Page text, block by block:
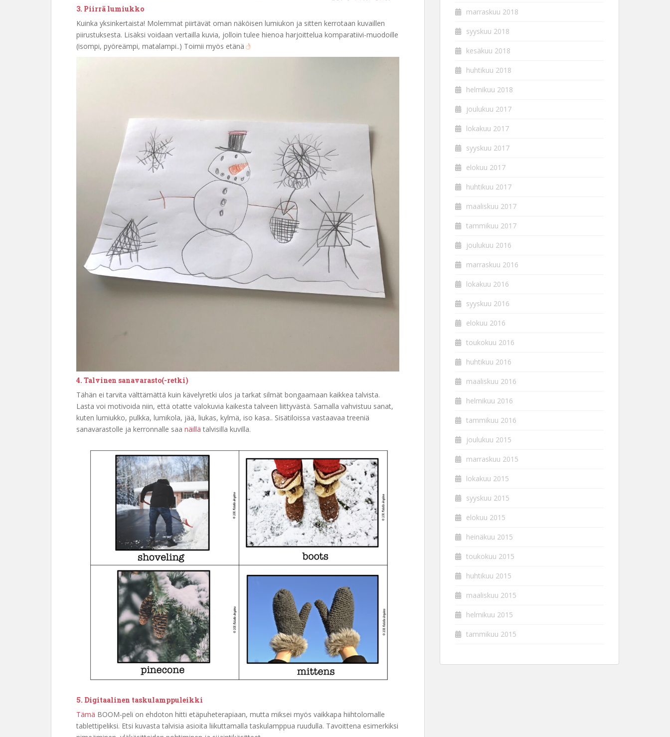
3. Piirrä lumiukko
Kuinka yksinkertaista! Molemmat piirtävät oman näköisen lumiukon ja sitten kerrotaan kuvaillen
piirustuksesta. Lisäksi voidaan vertailla kuvia, jolloin tulee hienoa harjoittelua komparatiivi-muodoille
(isompi, pyöreämpi, matalampi..) Toimii myös etänä
4. Talvinen sanavarasto(-retki)
Tähän ei tarvita välttämättä kuin kävelyretki ulos ja tarkat silmät bongaamaan kaikkea talvista.
Lasta voi motivoida niin, että otatte valokuvia kaikesta talveen liittyvästä. Samalla vahvistuu sanat,
kuten lumiukko, pulkka, lumikola, jää, liukas, kylmä, iso kasa.. Sisätiloissa vastaavaa treeniä
sanavarastolle ja kerronnalle saa näillä talvisilla kuvilla.
5. Digitaalinen taskulamppuleikki
Tämä BOOM-peli on ehdoton hitti etäpuheterapiaan, mutta miksei myös vaikkapa hiihtolomalle
tablettipeliksi. Etsi kuvasta talvisia asioita liikuttamalla taskulamppua ruudulla. Tavoittena esimerkiksi
marraskuu 2018
syyskuu 2018
kesäkuu 2018
huhtikuu 2018
helmikuu 2018
joulukuu 2017
lokakuu 2017
syyskuu 2017
elokuu 2017
huhtikuu 2017
maaliskuu 2017
tammikuu 2017
joulukuu 2016
marraskuu 2016
lokakuu 2016
syyskuu 2016
elokuu 2016
toukokuu 2016
huhtikuu 2016
maaliskuu 2016
helmikuu 2016
tammikuu 2016
joulukuu 2015
marraskuu 2015
lokakuu 2015
syyskuu 2015
elokuu 2015
heinäkuu 2015
toukokuu 2015
huhtikuu 2015
maaliskuu 2015
helmikuu 2015
tammikuu 2015